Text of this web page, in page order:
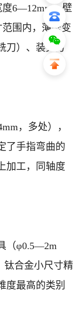
6—12mm，壁
围内，薄壁变
刀）、装夹方
，多处），
了手指弯曲的
加工，同轴度
（φ0.5—2m
钛合金小尺寸精
度最高的类别